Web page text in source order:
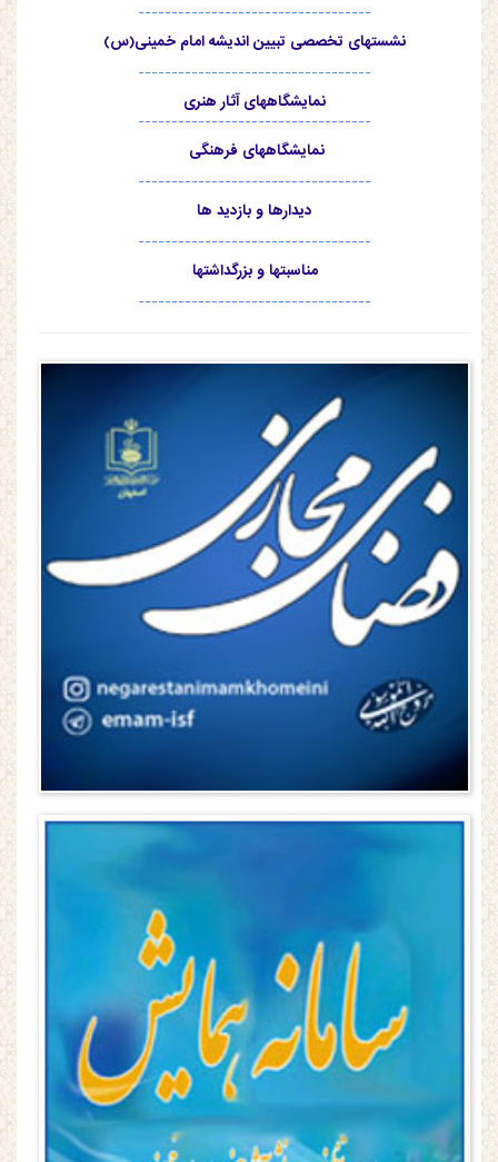
-----------------------------------
نشستهای تخصصی تبیین اندیشه امام خمینی(س)
-----------------------------------
نمایشگاههای آثار هنری
-----------------------------------
نمایشگاههای فرهنگی
-----------------------------------
دیدارها و بازدید ها
-----------------------------------
مناسبتها و بزرگداشتها
-----------------------------------